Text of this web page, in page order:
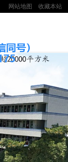
收藏本站
网站地图